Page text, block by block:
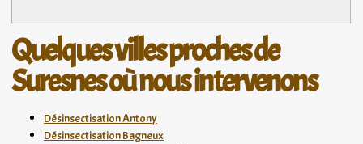
Quelques villes proches de
Suresnes où nous intervenons
Désinsectisation Antony
Désinsectisation Bagneux